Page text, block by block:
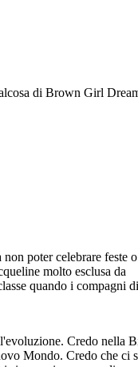
di Brown Girl
poter celebrare feste o
molto esclusa da
quando i compagni
Credo nella
Mondo. Credo che ci